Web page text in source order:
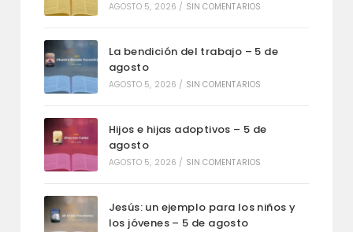
AGOSTO 5, 2026 / SIN COMENTARIOS
La bendición del trabajo – 5 de
agosto
AGOSTO 5, 2026 / SIN COMENTARIOS
Hijos e hijas adoptivos – 5 de
agosto
AGOSTO 5, 2026 / SIN COMENTARIOS
Jesús: un ejemplo para los niños y
los jóvenes – 5 de agosto